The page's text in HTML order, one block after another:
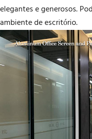
elegantes e generosos.
ambiente de escritório.